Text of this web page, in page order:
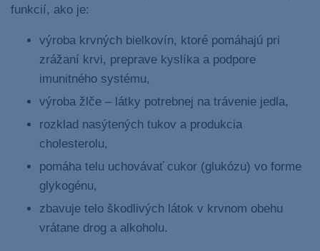
funkcií, ako je:
výroba krvných bielkovín, ktoré pomáhajú pri
zrážaní krvi, preprave kyslíka a podpore
imunitného systému,
výroba žlče – látky potrebnej na trávenie jedla,
rozklad nasýtených tukov a produkcia
cholesterolu,
pomáha telu uchovávať cukor (glukózu) vo forme
glykogénu,
zbavuje telo škodlivých látok v krvnom obehu
vrátane drog a alkoholu.